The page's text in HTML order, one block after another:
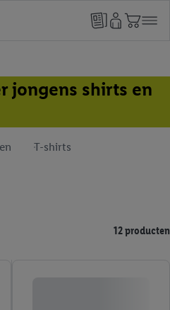
jongens shirts en
T-shirts
12 producten